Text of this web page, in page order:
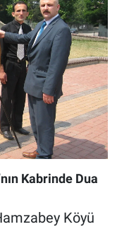
Kabrinde Dua
Köyü